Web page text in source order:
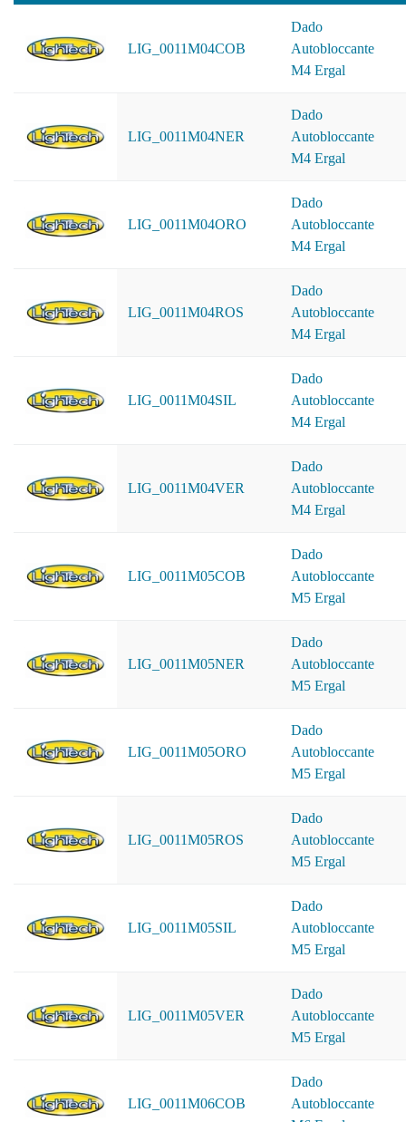
LIG_0011M04COB
Dado
Autobloccante
M4 Ergal
LIG_0011M04NER
Dado
Autobloccante
M4 Ergal
LIG_0011M04ORO
Dado
Autobloccante
M4 Ergal
LIG_0011M04ROS
Dado
Autobloccante
M4 Ergal
LIG_0011M04SIL
Dado
Autobloccante
M4 Ergal
LIG_0011M04VER
Dado
Autobloccante
M4 Ergal
LIG_0011M05COB
Dado
Autobloccante
M5 Ergal
LIG_0011M05NER
Dado
Autobloccante
M5 Ergal
LIG_0011M05ORO
Dado
Autobloccante
M5 Ergal
LIG_0011M05ROS
Dado
Autobloccante
M5 Ergal
LIG_0011M05SIL
Dado
Autobloccante
M5 Ergal
LIG_0011M05VER
Dado
Autobloccante
M5 Ergal
LIG_0011M06COB
Dado
Autobloccante